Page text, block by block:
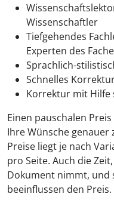
Wissenschaftler
Tiefgehendes
Experten des
Sprachlich-
Schnelles
Korrektur mit Hilfe
Einen pauschalen
Ihre Wünsche genauer
Preise liegt je nach
pro Seite. Auch die
Dokument nimmt, und
beeinflussen den Preis.